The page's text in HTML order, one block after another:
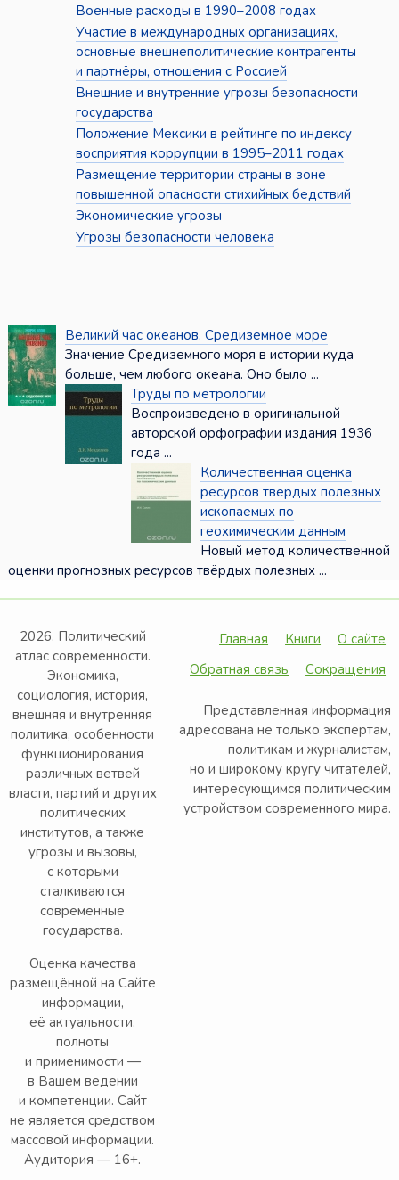
Военные расходы в 1990–2008 годах
Участие в международных организациях,
основные внешнеполитические контрагенты
и партнёры, отношения с Россией
Внешние и внутренние угрозы безопасности
государства
Положение Мексики в рейтинге по индексу
восприятия коррупции в 1995–2011 годах
Размещение территории страны в зоне
повышенной опасности стихийных бедствий
Экономические угрозы
Угрозы безопасности человека
Великий час океанов. Средиземное море
Значение Средиземного моря в истории куда
больше, чем любого океана. Оно было ...
Труды по метрологии
Воспроизведено в оригинальной
авторской орфографии издания 1936
года ...
Количественная оценка
ресурсов твердых полезных
ископаемых по
геохимическим данным
Новый метод количественной
оценки прогнозных ресурсов твёрдых полезных ...
2026. Политический
атлас современности.
Экономика,
социология, история,
внешняя и внутренняя
политика, особенности
функционирования
различных ветвей
власти, партий и других
политических
институтов, а также
угрозы и вызовы,
с которыми
сталкиваются
современные
государства.
Оценка качества
размещённой на Сайте
информации,
её актуальности,
полноты
и применимости —
в Вашем ведении
и компетенции. Сайт
не является средством
массовой информации.
Аудитория — 16+.
Главная Книги
О сайте
Обратная связь
Сокращения
Представленная информация
адресована не только экспертам,
политикам и журналистам,
но и широкому кругу читателей,
интересующимся политическим
устройством современного мира.